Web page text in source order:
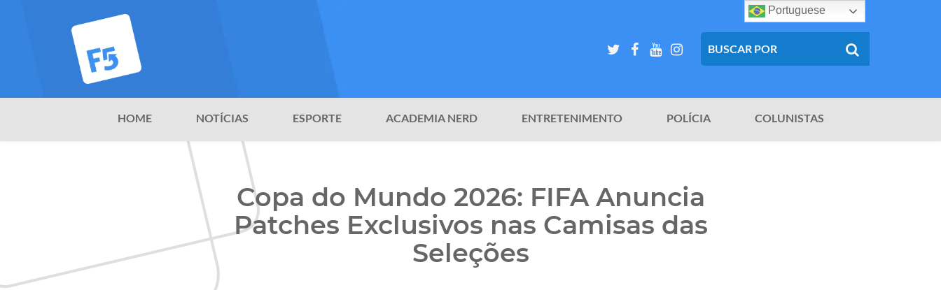
HOME NOTÍCIAS ESPORTE ACADEMIA NERD ENTRETENIMENTO POLÍCIA COLUNISTAS
Copa do Mundo 2026: FIFA Anuncia
Patches Exclusivos nas Camisas das
Seleções
Portuguese